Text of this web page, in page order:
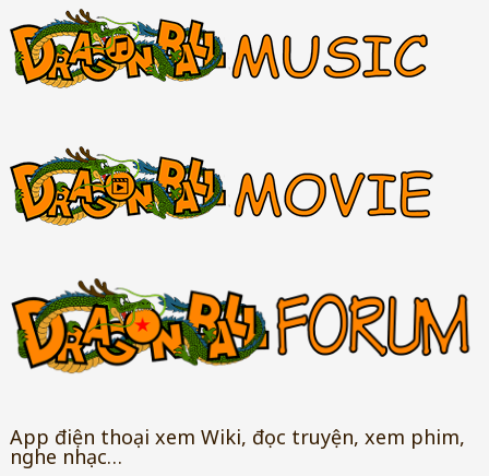
App điện thoại xem Wiki, đọc truyện, xem phim,
nghe nhạc…